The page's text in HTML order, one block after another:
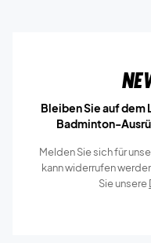
Bleiben Sie auf dem
Badminton-
Melden Sie sich für
kann widerrufen
Sie unsere